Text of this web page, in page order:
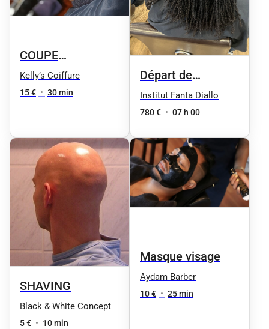
COUPE
DÉGRADÉE
Kelly’s Coiffure
15 € • 30 min
Départ de
Microlocks sur
densité forte (
longueur)
Institut Fanta Diallo
780 € • 07 h 00
SHAVING
Black & White Concept
5 € • 10 min
Masque visage
Aydam Barber
10 € • 25 min